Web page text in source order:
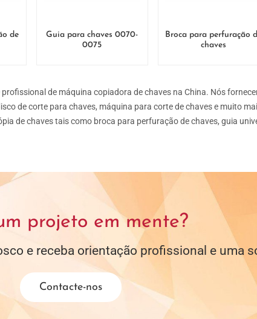
de
Guia para chaves 0070-
0075
Broca para perfuração
chaves
de máquina copiadora de chaves na China. Nós
de corte para chaves, máquina para corte de chaves e muito
de chaves tais como broca para perfuração de chaves, guia
projeto em mente?
e receba orientação profissional e uma
Contacte-nos